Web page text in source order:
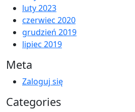
luty 2023
czerwiec 2020
grudzień 2019
lipiec 2019
Meta
Zaloguj się
Categories